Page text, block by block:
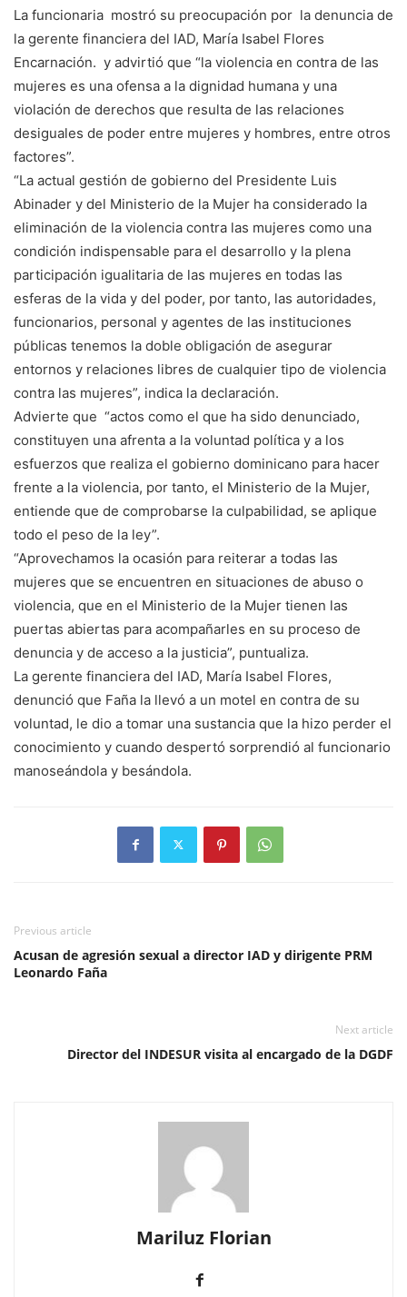
La funcionaria mostró su preocupación por la denuncia de
la gerente financiera del IAD, María Isabel Flores
Encarnación. y advirtió que “la violencia en contra de las
mujeres es una ofensa a la dignidad humana y una
violación de derechos que resulta de las relaciones
desiguales de poder entre mujeres y hombres, entre otros
factores”.
“La actual gestión de gobierno del Presidente Luis
Abinader y del Ministerio de la Mujer ha considerado la
eliminación de la violencia contra las mujeres como una
condición indispensable para el desarrollo y la plena
participación igualitaria de las mujeres en todas las
esferas de la vida y del poder, por tanto, las autoridades,
funcionarios, personal y agentes de las instituciones
públicas tenemos la doble obligación de asegurar
entornos y relaciones libres de cualquier tipo de violencia
contra las mujeres”, indica la declaración.
Advierte que “actos como el que ha sido denunciado,
constituyen una afrenta a la voluntad política y a los
esfuerzos que realiza el gobierno dominicano para hacer
frente a la violencia, por tanto, el Ministerio de la Mujer,
entiende que de comprobarse la culpabilidad, se aplique
todo el peso de la ley”.
“Aprovechamos la ocasión para reiterar a todas las
mujeres que se encuentren en situaciones de abuso o
violencia, que en el Ministerio de la Mujer tienen las
puertas abiertas para acompañarles en su proceso de
denuncia y de acceso a la justicia”, puntualiza.
La gerente financiera del IAD, María Isabel Flores,
denunció que Faña la llevó a un motel en contra de su
voluntad, le dio a tomar una sustancia que la hizo perder el
conocimiento y cuando despertó sorprendió al funcionario
manoseándola y besándola.
Previous article
Acusan de agresión sexual a director IAD y dirigente PRM
Leonardo Faña
Next article
Director del INDESUR visita al encargado de la DGDF
Mariluz Florian